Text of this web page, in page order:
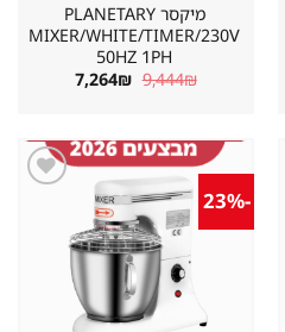
מיקסר PLANETARY
MIXER/WHITE/TIMER/230V
50HZ 1PH
9,444 המחיר
המקורי
7,264 ₪ המחיר
הנוכחי
במועדפים